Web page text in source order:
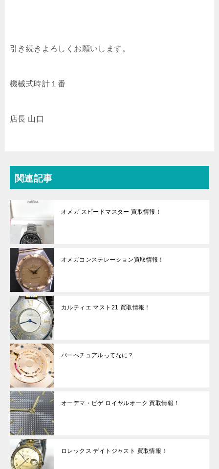
引き続きよろしくお願いします。
機械式時計１番
店長 山口
関連記事
オメガ スピードマスター 買取情報！
オメガコンステレーション買取情報！
カルティエ マスト21 買取情報！
パーペチュアルってなに？
オーデマ・ピゲ ロイヤルオーク 買取情報！
ロレックス デイトジャスト 買取情報！